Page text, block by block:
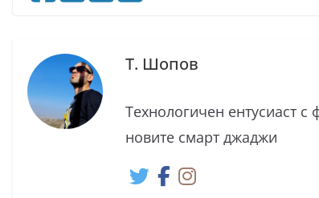
Т. Шопов
Технологичен ентусиаст
новите смарт джаджи